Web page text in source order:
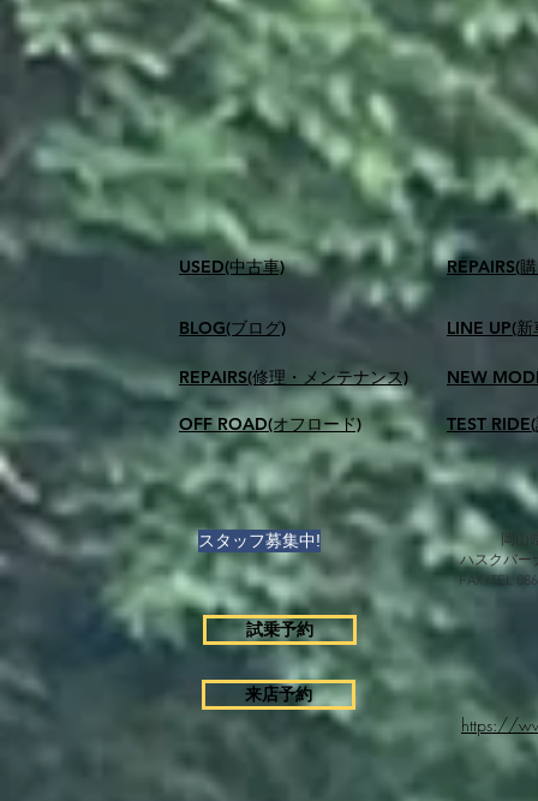
USED(中古車)
BLOG(ブログ)
REPAIRS(修理・メンテナンス)
OFF ROAD(オフロード)
​REPAIRS(
LINE UP(
NEW
TEST
スタッフ募集中!
試乗予約
来店予約
岡山
ハスクバー
FAX/TEL
https://